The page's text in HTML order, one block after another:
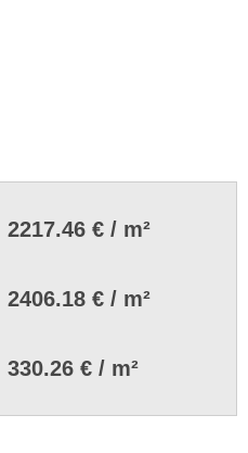
2217.46 € / m²
2406.18 € / m²
330.26 € / m²